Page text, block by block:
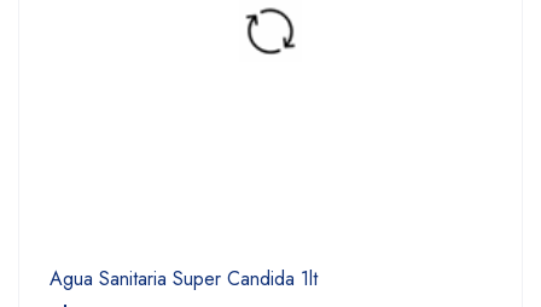
Agua Sanitaria Super Candida 1lt